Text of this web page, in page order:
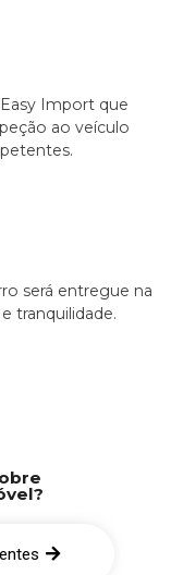
Import que
ao veículo
será entregue na
tranquilidade.